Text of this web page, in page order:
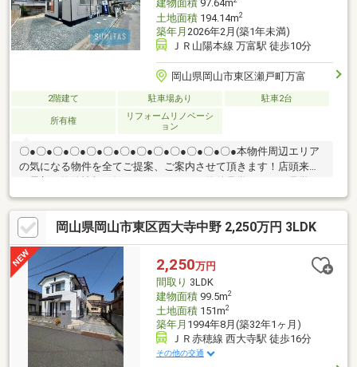
建物面積97.64m
土地面積194.14m2
築年月 2026年2月(築1年未満)
ＪＲ山陽本線 万富駅 徒歩10分
岡山県岡山市東区瀬戸町万富
2階建て 駐車場あり 駐車2台
所有権
リフォームリノベーシ
ョン
〇●〇●〇●〇●〇●〇●〇●〇●〇●〇●〇●〇●〇●本物件周辺エリア
の気になる物件を全てご提案、ご案内させて頂きます！店頭来店
アーは【その場で確定！ 見学予約する（無料）からご予約下さ
い】〇●〇●〇●〇●〇●〇●〇●〇●〇●〇●〇●〇●〇●●2026年2月リ
フォーム完成●駐車2台可能♪●本日の内覧可能です！お気軽にお問
い合わせください。他にも「これはどんな物件？」「住所が知り
たい」など、お気兼ねなくお問い合わせください。物件ごとでは
なく、お客様ごとに担当者がサポートさせていただきます。
岡山県岡山市東区西大寺中野 2,250万円 3LDK
2,250万円
間取り 3LDK
建物面積99.5m2
土地面積151m2
築年月 1994年8月(築32年1ヶ月)
ＪＲ赤穂線 西大寺駅 徒歩16分
その他の交通